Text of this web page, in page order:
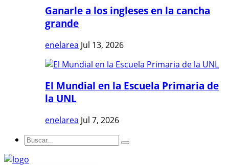
Ganarle a los ingleses en la cancha
grande
enelarea Jul 13, 2026
El Mundial en la Escuela Primaria de
la UNL
enelarea Jul 7, 2026